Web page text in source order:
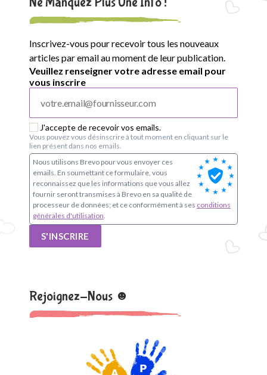
Inscrivez-vous pour recevoir tous les nouveaux
articles par email au moment de leur publication.
Veuillez renseigner votre adresse email pour
vous inscrire
J'accepte de recevoir vos emails.
Vous pouvez vous désinscrire à tout moment en cliquant sur le
lien présent dans nos emails.
Nous utilisons Brevo pour vous envoyer ces
emails. En soumettant ce formulaire, vous
reconnaissez que les informations que vous allez
fournir seront transmises à Brevo en sa qualité de
processeur de données; et ce conformément à ses conditions
générales d'utilisation.
S'INSCRIRE
Rejoignez-Nous ☻